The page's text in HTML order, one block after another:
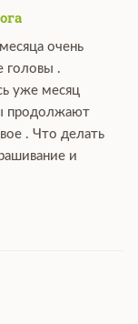
очень
головы .
уже месяц
продолжают
. Что делать
и